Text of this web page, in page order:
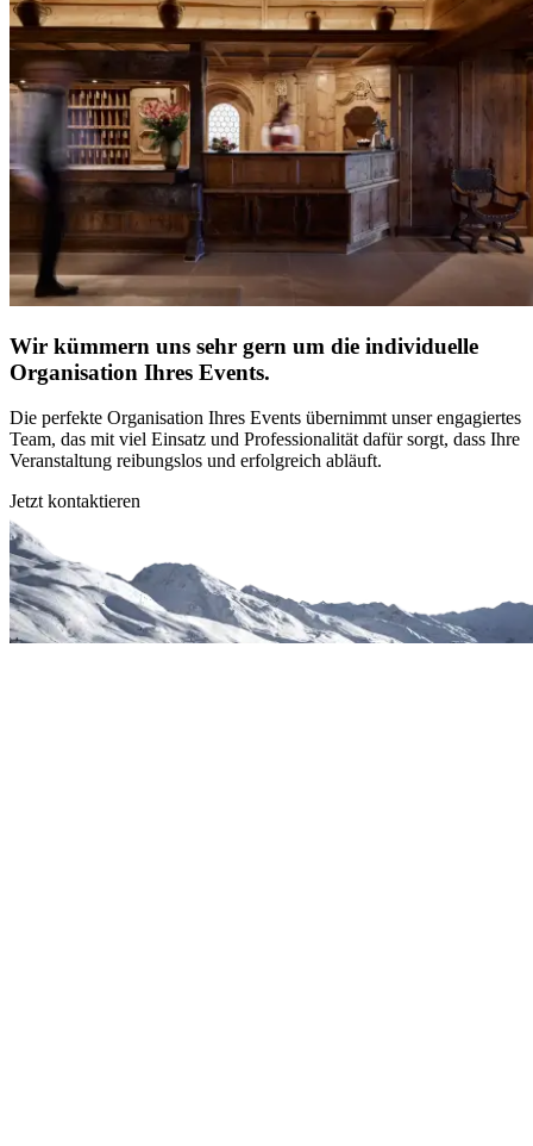
Wir kümmern uns sehr gern um die individuelle
Organisation Ihres Events.
Die perfekte Organisation Ihres Events übernimmt unser engagiertes
Team, das mit viel Einsatz und Professionalität dafür sorgt, dass Ihre
Veranstaltung reibungslos und erfolgreich abläuft.
Jetzt kontaktieren